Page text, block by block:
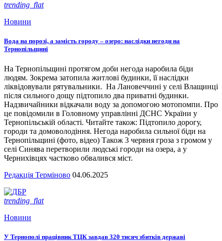
trending_flat
Новини
Вода на порозі, а замість городу – озеро: наслідки негоди на
Тернопільщині
На Тернопільщині протягом доби негода наробила біди
людям. Зокрема затопила житлові будинки, її наслідки
ліквідовували рятувальники. На Лановеччині у селі Влащинці
після сильного дощу підтопило два приватні будинки.
Надзвичайники відкачали воду за допомогою мотопомпи. Про
це повідомили в Головному управлінні ДСНС України у
Тернопільській області. Читайте також: Підтопило дорогу,
городи та домоволодіння. Негода наробила сильної біди на
Тернопільщині (фото, відео) Також 3 червня гроза з громом у
селі Синява перетворили людські городи на озера, а у
Чернихівцях частково обвалився міст.
Редакція Терміново 04.06.2025
trending_flat
Новини
У Тернополі працівник ТЦК завдав 320 тисяч збитків державі